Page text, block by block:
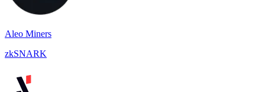
Aleo Miners
zkSNARK